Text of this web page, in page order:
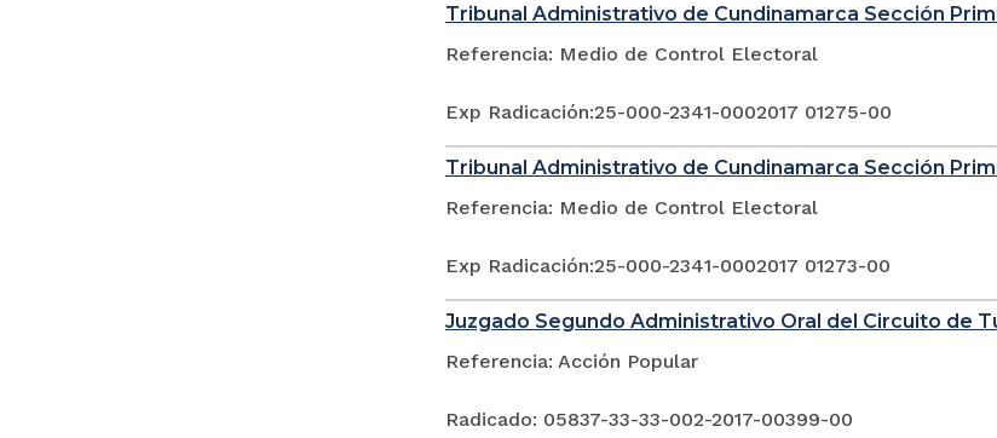
Tribunal Administrativo de Cundinamarca Sección
Referencia: Medio de Control Electoral
Exp Radicación:25-000-2341-0002017 01275-00
Tribunal Administrativo de Cundinamarca Sección
Referencia: Medio de Control Electoral
Exp Radicación:25-000-2341-0002017 01273-00
Juzgado Segundo Administrativo Oral del Circuito de
Referencia: Acción Popular
Radicado: 05837-33-33-002-2017-00399-00